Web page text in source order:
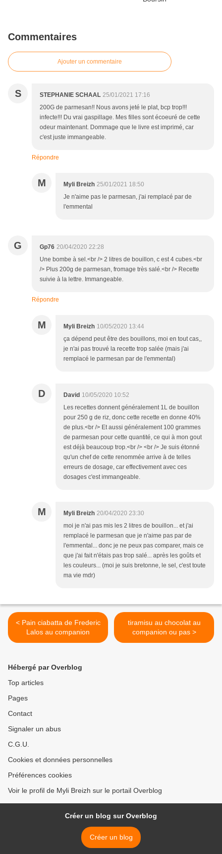
Commentaires
Ajouter un commentaire
S STEPHANIE SCHAAL 25/01/2021 17:16
200G de parmesan!! Nous avons jeté le plat, bcp trop!!!
infecte!!! Du vrai gaspillage. Mes filles sont écoeuré de cette
odeur maintenant. Dommage que le livre est imprimé, car
c'est juste immangeable.
Répondre
M Myli Breizh 25/01/2021 18:50
Je n'aime pas le parmesan, j'ai remplacé par de
l'emmental
G Gp76 20/04/2020 22:28
Une bombe à sel.<br /> 2 litres de bouillon, c est 4 cubes.<br
/> Plus 200g de parmesan, fromage très salé.<br /> Recette
suivie à la lettre. Immangeable.
Répondre
M Myli Breizh 10/05/2020 13:44
ça dépend peut être des bouillons, moi en tout cas,,
je n'ai pas trouvé la recette trop salée (mais j'ai
remplacé le parmesan par de l'emmental)
D David 10/05/2020 10:52
Les recettes donnent généralement 1L de bouillon
pour 250 g de riz, donc cette recette en donne 40%
de plus.<br /> Et aussi généralement 100 grammes
de parmesan pour cette quantité, ce qui à mon gout
est déjà beaucoup trop.<br /> <br /> Je suis étonné
qu'un chef de cette renommée arrive à de telles
erreurs de dosage, car effectivement avec ces
dosages c'est immangeable.
M Myli Breizh 20/04/2020 23:30
moi je n'ai pas mis les 2 litres de bouillon... et j'ai
remplacé le parmesan que je n'aime pas par de
l'emmental... donc je ne peux pas comparer, mais ce
que j'ai fait n'étais pas trop salé... après les goûts et
les couleurs... (moi je suis bretonne, le sel, c'est toute
ma vie mdr)
< Pain ciabatta de Frederic
Lalos au companion
tiramisu au chocolat au
companion ou pas >
Hébergé par Overblog
Top articles
Pages
Contact
Signaler un abus
C.G.U.
Cookies et données personnelles
Préférences cookies
Voir le profil de Myli Breizh sur le portail Overblog
Créer un blog sur Overblog
Créer un blog